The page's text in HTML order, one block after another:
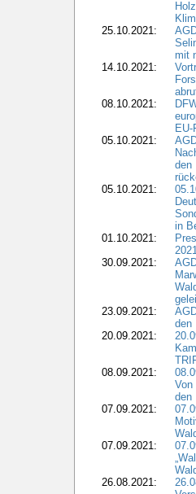
25.10.2021:
mit
14.10.2021:
08.10.2021:
05.10.2021:
den
05.10.2021:
in
01.10.2021:
30.09.2021:
23.09.2021:
den
20.09.2021:
08.09.2021:
den
07.09.2021:
07.09.2021:
26.08.2021: